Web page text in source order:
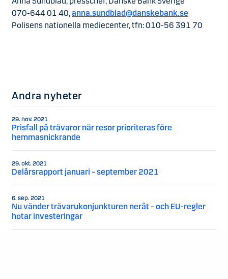
070-644 01 40,anna.sundblad@danskebank.se
Polisens nationella mediecenter, tfn: 010-56 391 70
Andra nyheter
29. nov. 2021
Prisfall på trävaror när resor prioriteras före
hemmasnickrande
29. okt. 2021
Delårsrapport januari – september 2021
6. sep. 2021
Nu vänder trävarukonjunkturen neråt – och EU-regler
hotar investeringar